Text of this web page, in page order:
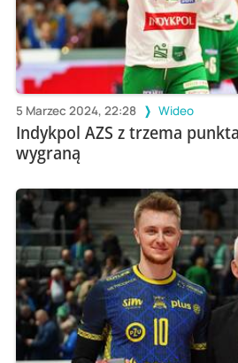
5 Marzec 2024, 22:28 Wideo
Indykpol AZS z trzema
wygraną